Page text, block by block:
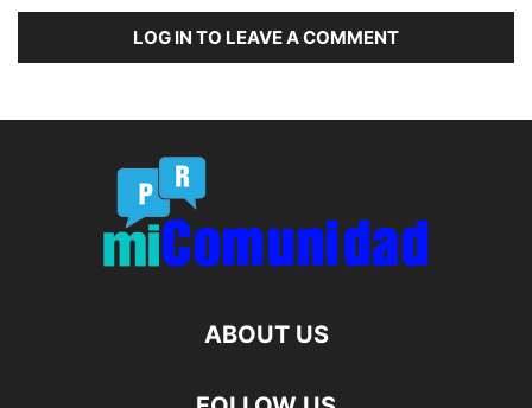
LOG IN TO LEAVE A COMMENT
ABOUT US